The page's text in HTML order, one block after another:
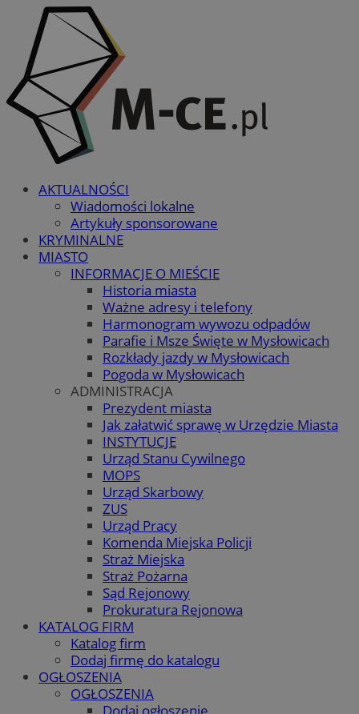
AKTUALNOŚCI
Wiadomości lokalne
Artykuły sponsorowane
KRYMINALNE
MIASTO
INFORMACJE O MIEŚCIE
Historia miasta
Ważne adresy i telefony
Harmonogram wywozu odpadów
Parafie i Msze Święte w Mysłowicach
Rozkłady jazdy w Mysłowicach
Pogoda w Mysłowicach
ADMINISTRACJA
Prezydent miasta
Jak załatwić sprawę w Urzędzie Miasta
INSTYTUCJE
Urząd Stanu Cywilnego
MOPS
Urząd Skarbowy
ZUS
Urząd Pracy
Komenda Miejska Policji
Straż Miejska
Straż Pożarna
Sąd Rejonowy
Prokuratura Rejonowa
KATALOG FIRM
Katalog firm
Dodaj firmę do katalogu
OGŁOSZENIA
OGŁOSZENIA